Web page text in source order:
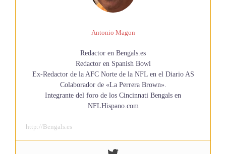
Antonio Magon
Redactor en Bengals.es
Redactor en Spanish Bowl
Ex-Redactor de la AFC Norte de la NFL en el Diario AS
Colaborador de «La Perrera Brown».
Integrante del foro de los Cincinnati Bengals en
NFLHispano.com
http://Bengals.es